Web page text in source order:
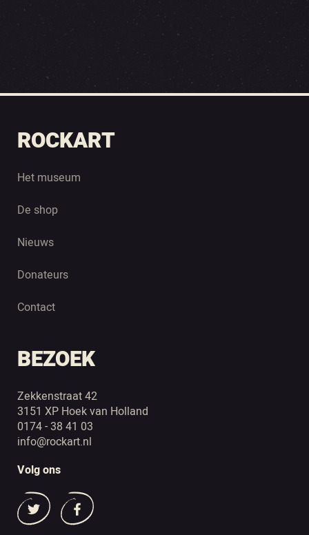
ROCKART
Het museum
De shop
Nieuws
Donateurs
Contact
BEZOEK
Zekkenstraat 42
3151 XP Hoek van Holland
0174 - 38 41 03
info@rockart.nl
Volg ons